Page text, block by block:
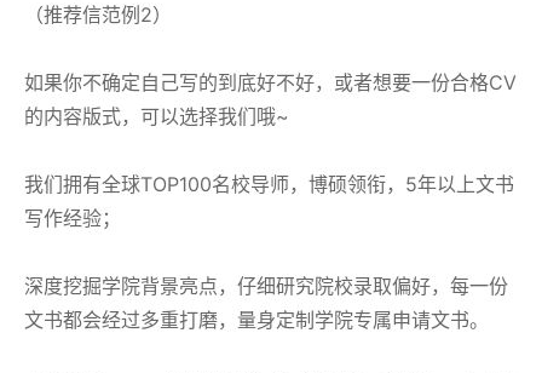
（推荐信范例2）
如果你不确定自己写的到底好不好，或者想要一份合格CV
的内容版式，可以选择我们哦~
我们拥有全球TOP100名校导师，博硕领衔，5年以上文书
写作经验；
深度挖掘学院背景亮点，仔细研究院校录取偏好，每一份
文书都会经过多重打磨，量身定制学院专属申请文书。